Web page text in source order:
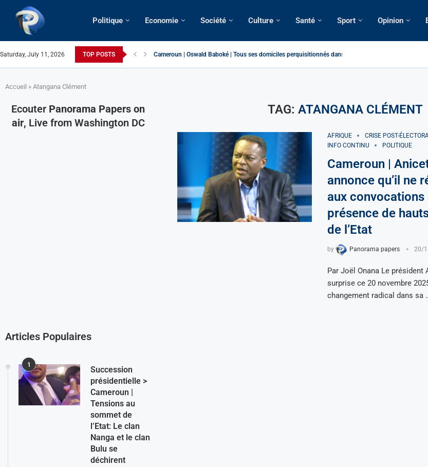
Politique Economie Société Culture Santé Sport Opinion
Saturday, July 11, 2026 TOP POSTS Cameroun | Oswald Baboké | Tous ses domiciles perquisitionnés dans le...
Accueil » Atangana Clément
TAG: ATANGANA CLÉMENT
AFRIQUE
CRISE POST-
INFO CONTINU
POLITIQUE
Cameroun |
annonce qu’il ne
aux convocations
présence de
de l’Etat
by Panorama papers 20/
Par Joël Onana Le président
surprise ce 20 novembre
changement radical dans sa
Ecouter Panorama Papers on
air, Live from Washington DC
Articles Populaires
1
Succession
présidentielle >
Cameroun |
Tensions au
sommet de
l’Etat: Le clan
Nanga et le clan
Bulu se
déchirent